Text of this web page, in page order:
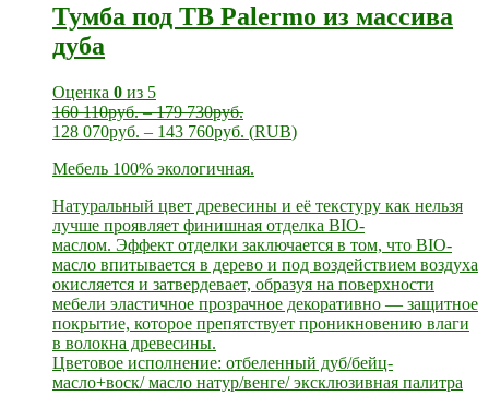
Тумба под ТВ Palermo из массива
дуба
Оценка 0 из 5
160 110руб.–179 730руб.
128 070руб. – 143 760руб. (RUB)
Мебель 100% экологичная.
Натуральный цвет древесины и её текстуру как нельзя
лучше проявляет финишная отделка BIO-
маслом. Эффект отделки заключается в том, что BIO-
масло впитывается в дерево и под воздействием воздуха
окисляется и затвердевает, образуя на поверхности
мебели эластичное прозрачное декоративно — защитное
покрытие, которое препятствует проникновению влаги
в волокна древесины.
Цветовое исполнение: отбеленный дуб/бейц-
масло+воск/ масло натур/венге/ эксклюзивная палитра